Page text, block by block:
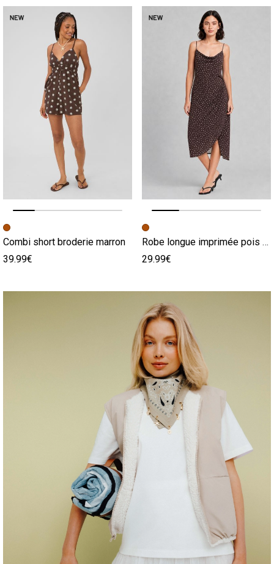
Image précédente
Image suivante
Combi short broderie marron
39.99€
Image précédente
Image suivante
Robe longue imprimée pois marron
29.99€